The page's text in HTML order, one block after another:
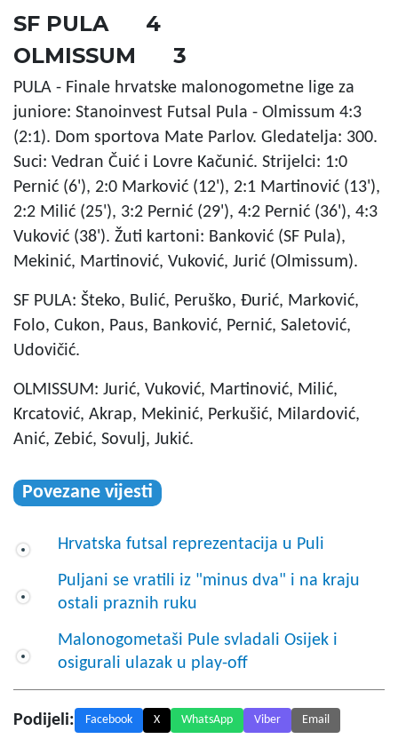
SF PULA 4
OLMISSUM 3
PULA - Finale hrvatske malonogometne lige za
juniore: Stanoinvest Futsal Pula - Olmissum 4:3
(2:1). Dom sportova Mate Parlov. Gledatelja: 300.
Suci: Vedran Čuić i Lovre Kačunić. Strijelci: 1:0
Pernić (6'), 2:0 Marković (12'), 2:1 Martinović (13'),
2:2 Milić (25'), 3:2 Pernić (29'), 4:2 Pernić (36'), 4:3
Vuković (38'). Žuti kartoni: Banković (SF Pula),
Mekinić, Martinović, Vuković, Jurić (Olmissum).
SF PULA: Šteko, Bulić, Peruško, Đurić, Marković,
Folo, Cukon, Paus, Banković, Pernić, Saletović,
Udovičić.
OLMISSUM: Jurić, Vuković, Martinović, Milić,
Krcatović, Akrap, Mekinić, Perkušić, Milardović,
Anić, Zebić, Sovulj, Jukić.
Povezane vijesti
Hrvatska futsal reprezentacija u Puli
Puljani se vratili iz "minus dva" i na kraju
ostali praznih ruku
Malonogometaši Pule svladali Osijek i
osigurali ulazak u play-off
Podijeli: Facebook X WhatsApp Viber Email